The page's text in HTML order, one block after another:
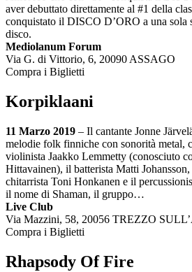
aver debuttato direttamente al #1 della
conquistato il DISCO D’ORO a una sola
disco.
Mediolanum Forum
Via G. di Vittorio, 6, 20090 ASSAGO
Compra i Biglietti
Korpiklaani
11 Marzo 2019 – Il cantante Jonne
melodie folk finniche con sonorità metal,
violinista Jaakko Lemmetty (conosciuto
Hittavainen), il batterista Matti
chitarrista Toni Honkanen e il
il nome di Shaman, il gruppo…
Live Club
Via Mazzini, 58, 20056 TREZZO
Compra i Biglietti
Rhapsody Of Fire